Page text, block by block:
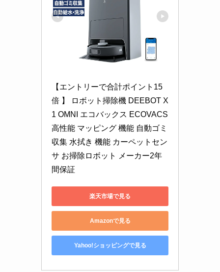
【エントリーで合計ポイント15
倍 】 ロボット掃除機 DEEBOT X
1 OMNI エコバックス ECOVACS
高性能 マッピング 機能 自動ゴミ
収集 水拭き 機能 カーペットセン
サ お掃除ロボット メーカー2年
間保証
楽天市場で見る
Amazonで見る
Yahoo!ショッピングで見る